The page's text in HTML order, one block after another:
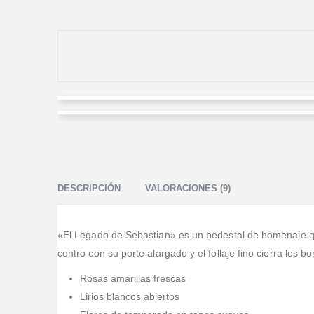
parecido a la foto; quedamos felices.
DESCRIPCIÓN VALORACIONES (9)
«El Legado de Sebastian» es un pedestal de homenaje
centro con su porte alargado y el follaje fino cierra los
Rosas amarillas frescas
Lirios blancos abiertos